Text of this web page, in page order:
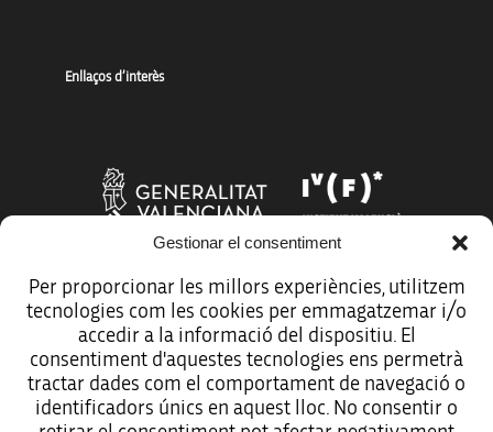
Gestionar el consentiment
Per proporcionar les millors experiències, utilitzem
tecnologies com les cookies per emmagatzemar i/o
accedir a la informació del dispositiu. El
consentiment d'aquestes tecnologies ens permetrà
tractar dades com el comportament de navegació o
identificadors únics en aquest lloc. No consentir o
Enllaços d’interès
Més organismes de suport a la innovació